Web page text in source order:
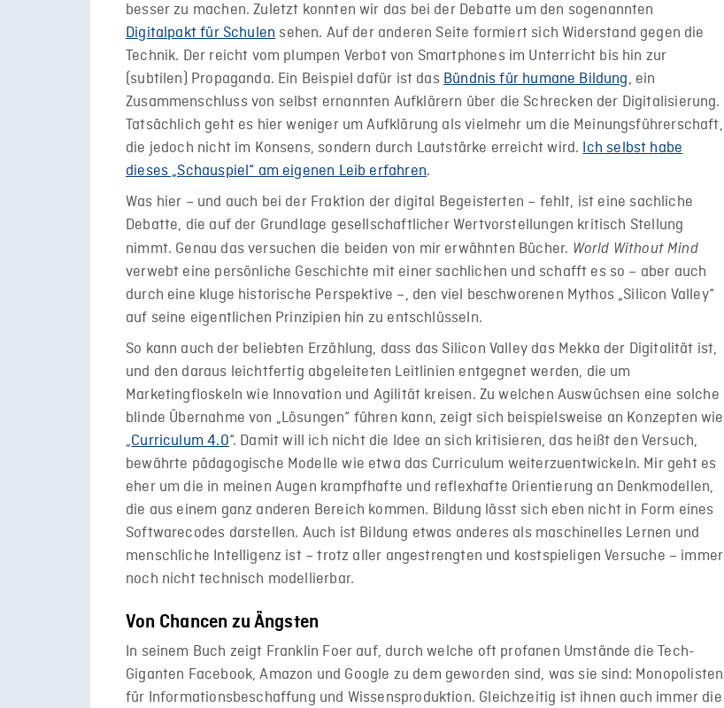
besser zu machen. Zuletzt konnten wir das bei der Debatte um den sogenannten
Digitalpakt für Schulen sehen. Auf der anderen Seite formiert sich Widerstand gegen die
Technik. Der reicht vom plumpen Verbot von Smartphones im Unterricht bis hin zur
(subtilen) Propaganda. Ein Beispiel dafür ist das Bündnis für humane Bildung, ein
Zusammenschluss von selbst ernannten Aufklärern über die Schrecken der Digitalisierung.
Tatsächlich geht es hier weniger um Aufklärung als vielmehr um die Meinungsführerschaft,
die jedoch nicht im Konsens, sondern durch Lautstärke erreicht wird. Ich selbst habe
dieses „Schauspiel“ am eigenen Leib erfahren.
Was hier – und auch bei der Fraktion der digital Begeisterten – fehlt, ist eine sachliche
Debatte, die auf der Grundlage gesellschaftlicher Wertvorstellungen kritisch Stellung
nimmt. Genau das versuchen die beiden von mir erwähnten Bücher. World Without Mind
verwebt eine persönliche Geschichte mit einer sachlichen und schafft es so – aber auch
durch eine kluge historische Perspektive –, den viel beschworenen Mythos „Silicon Valley“
auf seine eigentlichen Prinzipien hin zu entschlüsseln.
So kann auch der beliebten Erzählung, dass das Silicon Valley das Mekka der Digitalität ist,
und den daraus leichtfertig abgeleiteten Leitlinien entgegnet werden, die um
Marketingfloskeln wie Innovation und Agilität kreisen. Zu welchen Auswüchsen eine solche
blinde Übernahme von „Lösungen“ führen kann, zeigt sich beispielsweise an Konzepten wie
„Curriculum 4.0“. Damit will ich nicht die Idee an sich kritisieren, das heißt den Versuch,
bewährte pädagogische Modelle wie etwa das Curriculum weiterzuentwickeln. Mir geht es
eher um die in meinen Augen krampfhafte und reflexhafte Orientierung an Denkmodellen,
die aus einem ganz anderen Bereich kommen. Bildung lässt sich eben nicht in Form eines
Softwarecodes darstellen. Auch ist Bildung etwas anderes als maschinelles Lernen und
menschliche Intelligenz ist – trotz aller angestrengten und kostspieligen Versuche – immer
noch nicht technisch modellierbar.
Von Chancen zu Ängsten
In seinem Buch zeigt Franklin Foer auf, durch welche oft profanen Umstände die Tech-
Giganten Facebook, Amazon und Google zu dem geworden sind, was sie sind: Monopolisten
für Informationsbeschaffung und Wissensproduktion. Gleichzeitig ist ihnen auch immer die